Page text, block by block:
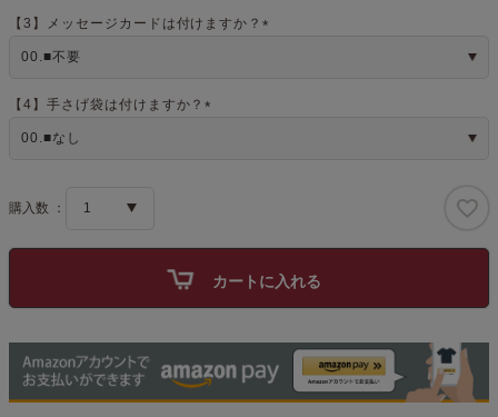
)
【3】メッセージカードは付けますか？
【4】手さげ袋は付けますか？
カートに入れる